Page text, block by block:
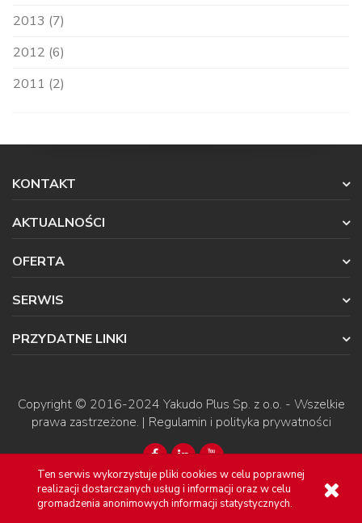
2013 (7)
2012 (6)
2011 (2)
Ten serwis wykorzystuje pliki cookies w celu poprawnej
realizacji dostarczanych usług i informacji oraz w celu
gromadzenia anonimowych informacji statystycznych.
KONTAKT
AKTUALNOŚCI
OFERTA
SERWIS
PRZYDATNE LINKI
Copyright © 2016-2024 Yakudo Plus Sp. z o.o. - Wszelkie
prawa zastrzeżone. | Regulamin i polityka prywatności